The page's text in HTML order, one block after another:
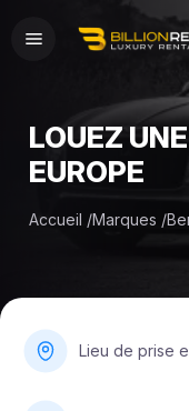
LOUEZ
EUROPE
Accueil /Marques /
Lieu de prise